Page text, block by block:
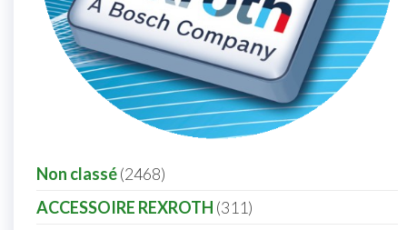
Non classé 2468
ACCESSOIRE REXROTH 311